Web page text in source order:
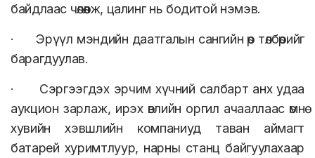
байдлаас чөлөөлж, цалинг нь бодитой нэмэв.
· Эрүүл мэндийн даатгалын сангийн өр төлбөрийг
барагдуулав.
· Сэргээгдэх эрчим хүчний салбарт анх удаа
аукцион зарлаж, ирэх өвлийн оргил ачааллаас өмнө
хувийн хэвшлийн компаниуд таван аймагт
батарей хуримтлуур, нарны станц байгуулахаар